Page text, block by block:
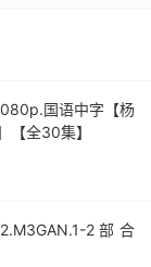
国语中字【杨
【全30集】
2部合